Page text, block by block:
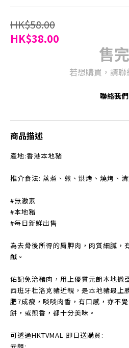
HK$58.00
HK$38.00
售完
若想購買，請聯
聯絡我們
商品描述
產地:香港本地豬
推介食法: 蒸煮、煎、烘烤、燒烤、
#無激素
#本地豬
#每日新鮮出售
為去骨後所得的肩胛肉，肉質細膩，
鹹。
佑記免治豬肉，用上優質元朗本地撒
西班牙杜洛克豬近親，是本地豬最上
肥7成瘦，啖啖肉香，有口感，亦不
餅，或煎香，都十分美味。
可透過HKTVMAL 即日送購買: